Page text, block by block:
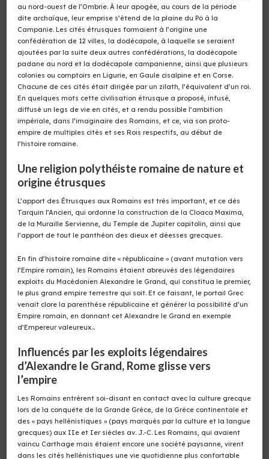
au nord-ouest de l’Ombrie. À leur apogée, au cours de la période
dite archaïque, leur emprise s’étend de la plaine du Pô à la
Campanie. Les cités étrusques formaient à l’origine une
confédération de 12 villes, la dodécapole, à laquelle se seraient
ajoutées par la suite deux autres confédérations, la dodécapole
padane au nord et la dodécapole campanienne, ainsi que plusieurs
colonies ou comptoirs en Ligurie, en Gaule cisalpine et en Corse.
Chacune de ces cités était dirigée par un zilath, l’équivalent d’un roi.
En quelques mots cette civilisation étrusque a proposé, infusé,
diffusé un legs de vie en cités, et a rendu possible l’ambition
impériale, dans l’imaginaire des Romains, et ce, via son proto-
empire de multiples cités et ses Rois respectifs, au début de
l’histoire romaine.
Une religion polythéiste romaine de nature et
origine étrusques
L’apport des Étrusques aux Romains est très important, et ce dès
Tarquin l’Ancien, qui ordonne la construction de la Cloaca Maxima,
de la Muraille Servienne, du Temple de Jupiter capitolin, ainsi que
l’apport de tout le panthéon des dieux et déesses grecques.
En fin d’histoire romaine dite « républicaine » (avant mutation vers
l’Empire romain), les Romains étaient abreuvés des légendaires
exploits du Macédonien Alexandre le Grand, qui constitua le premier,
le plus grand empire terrestre qui soit. Et ce faisant, le portail Grec
venait clore la parenthèse républicaine et générer la possibilité d’un
Empire romain, en donnant cet Alexandre le Grand en exemple
d’Empereur valeureux…
Influencés par les exploits légendaires
d’Alexandre le Grand, Rome glisse vers
l’empire
Les Romains entrèrent soi-disant en contact avec la culture grecque
lors de la conquête de la Grande Grèce, de la Grèce continentale et
des « pays hellénistiques » (pays marqués par la culture et la langue
grecques) aux IIe et Ier siècles av. J.-C. Les Romains, qui avaient
vaincu Carthage mais étaient encore une société paysanne, virent
dans les cités hellénistiques une vie quotidienne plus confortable